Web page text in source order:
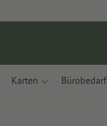
Karten Bürobedarf